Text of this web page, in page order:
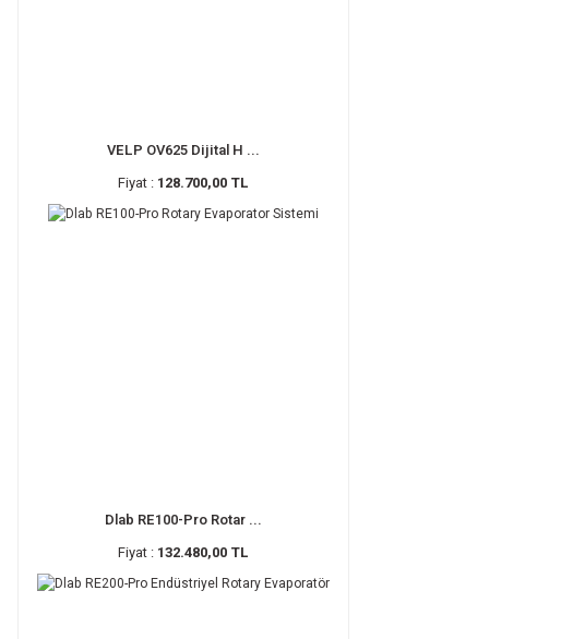
VELP OV625 Dijital H ...
Fiyat : 128.700,00 TL
Dlab RE100-Pro Rotar ...
Fiyat : 132.480,00 TL